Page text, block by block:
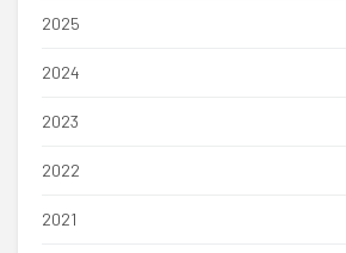
2025
2024
2023
2022
2021